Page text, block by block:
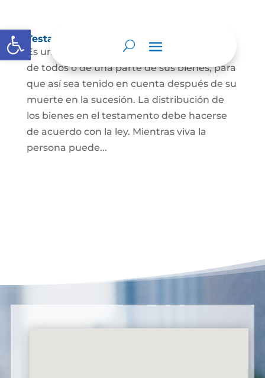
Abrir barra de herramientas
Testamento
Es un acto por el cual una persona dispone
de todos o de una parte de sus bienes, para
que así sea tenido en cuenta después de su
muerte en la sucesión. La distribución de
los bienes en el testamento debe hacerse
de acuerdo con la ley. Mientras viva la
persona puede...